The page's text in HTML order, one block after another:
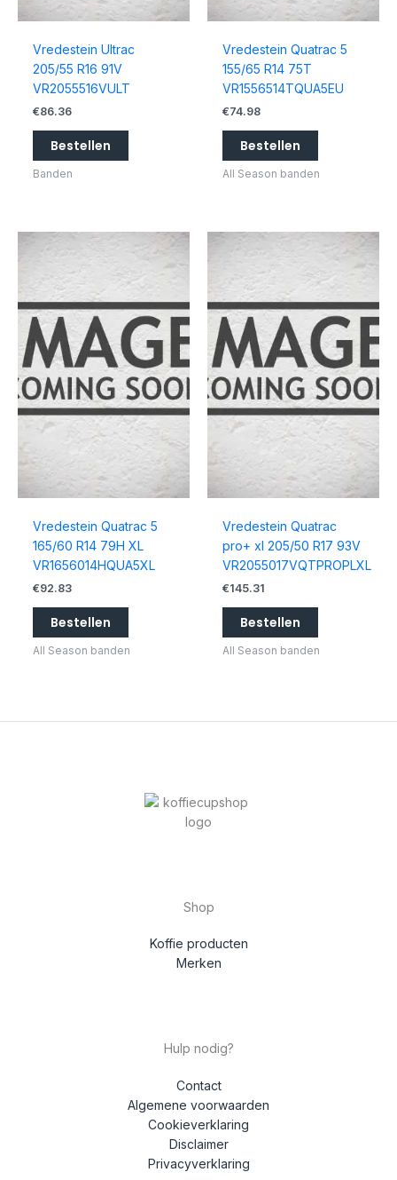
Vredestein Ultrac
205/55 R16 91V
VR2055516VULT
€86.36
Bestellen
Banden
Vredestein Quatrac 5
155/65 R14 75T
VR1556514TQUA5EU
€74.98
Bestellen
All Season banden
Vredestein Quatrac 5
165/60 R14 79H XL
VR1656014HQUA5XL
€92.83
Bestellen
All Season banden
Vredestein Quatrac
pro+ xl 205/50 R17 93V
VR2055017VQTPROPLXL
€145.31
Bestellen
All Season banden
Shop
Koffie producten
Merken
Hulp nodig?
Contact
Algemene voorwaarden
Cookieverklaring
Disclaimer
Privacyverklaring